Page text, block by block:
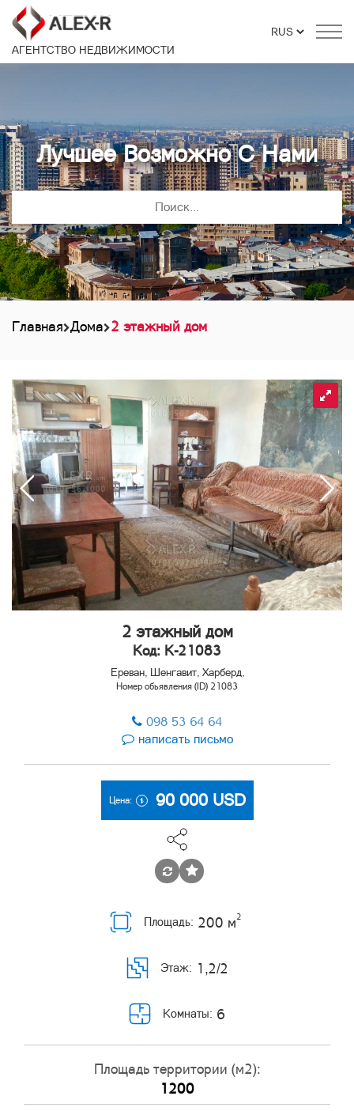
АГЕНТСТВО НЕДВИЖИМОСТИ
Лучшее Возможно С Нами
Главная Дома 2 этажный дом
2 этажный дом
Код: K-21083
Ереван, Шенгавит, Харберд,
Номер обьявления (ID) 21083
098 53 64 64
написать письмо
Цена: 90 000 USD
Комнаты: 6
Площадь: 200 м2
Этаж: 1,2/2
Площадь территории (м2):
1200